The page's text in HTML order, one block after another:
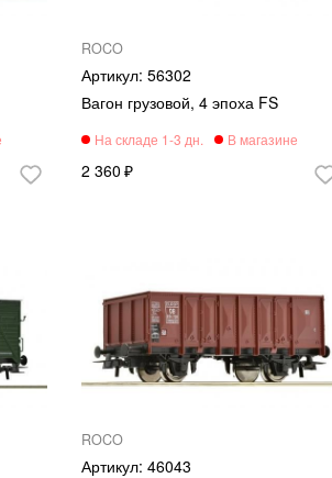
ROCO
56302
Вагон грузовой, 4 эпоха FS
2 360
ROCO
46043